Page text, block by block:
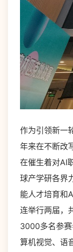
作为引领新一
年来在不断改
在催生着对AI
球产学研各界
能人才培育和
连举行两届，
3000多名参
算机视觉、语